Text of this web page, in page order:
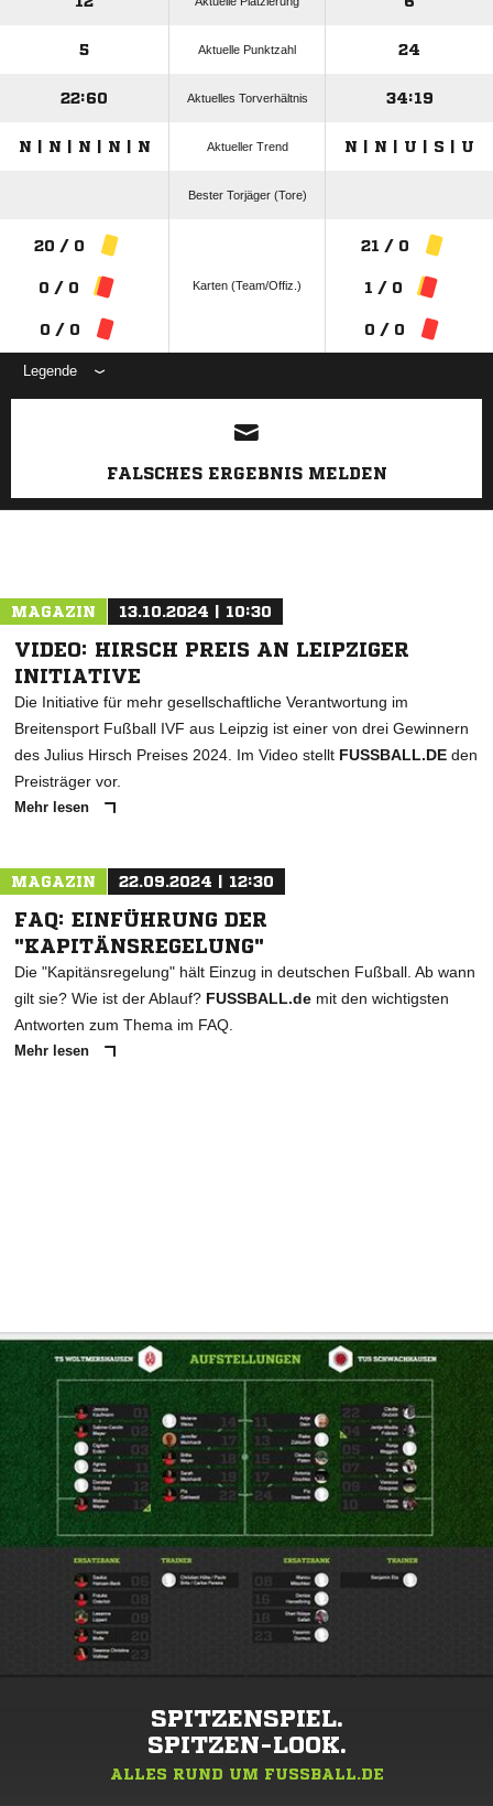
5 Aktuelle Punktzahl 24
22:60 Aktuelles Torverhältnis 34:19
N | N | N | N | N Aktueller Trend N | N | U | S | U
Bester Torjäger (Tore)
20 / 0
0 / 0
0 / 0
Karten (Team/Offiz.)
21 / 0
1 / 0
0 / 0
Legende
ANZEIGE
FALSCHES ERGEBNIS MELDEN
MAGAZIN 13.10.2024 | 10:30
VIDEO: HIRSCH PREIS AN LEIPZIGER
INITIATIVE
Die Initiative für mehr gesellschaftliche Verantwortung im
Breitensport Fußball IVF aus Leipzig ist einer von drei Gewinnern
des Julius Hirsch Preises 2024. Im Video stellt FUSSBALL.DE den
Preisträger vor.
Mehr lesen
MAGAZIN 22.09.2024 | 12:30
FAQ: EINFÜHRUNG DER
"KAPITÄNSREGELUNG"
Die "Kapitänsregelung" hält Einzug in deutschen Fußball. Ab wann
gilt sie? Wie ist der Ablauf? FUSSBALL.de mit den wichtigsten
Antworten zum Thema im FAQ.
Mehr lesen
SPITZENSPIEL.
SPITZEN-LOOK.
ALLES RUND UM FUSSBALL.DE